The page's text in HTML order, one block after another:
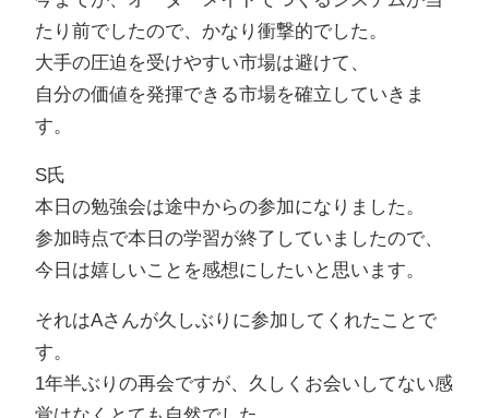
たり前でしたので、かなり衝撃的でした。
大手の圧迫を受けやすい市場は避けて、
自分の価値を発揮できる市場を確立していきま
す。
S氏
本日の勉強会は途中からの参加になりました。
参加時点で本日の学習が終了していましたので、
今日は嬉しいことを感想にしたいと思います。
それはAさんが久しぶりに参加してくれたことで
す。
1年半ぶりの再会ですが、久しくお会いしてない感